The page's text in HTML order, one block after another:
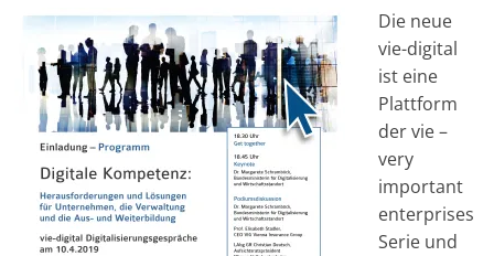
Die neue
vie-digital
ist eine
Plattform
der vie –
very
important
enterprises
Serie und